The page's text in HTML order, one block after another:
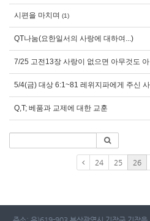
시편을 마치며 (1)
QT나눔(요한일서의 사랑에 대하여...)
7/25 고전13장 사랑이 없으면 아무것도
5/4(금) 대상 6:1~81 레위지파에게 주신
Q,T; 베품과 교제에 대한 교훈
24 25 26